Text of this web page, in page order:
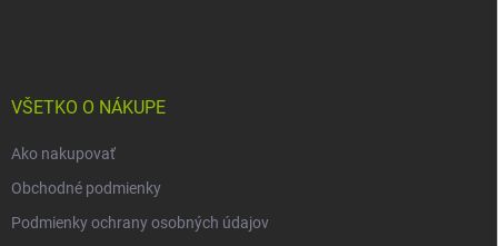
VŠETKO O NÁKUPE
Ako nakupovať
Obchodné podmienky
Podmienky ochrany osobných údajov